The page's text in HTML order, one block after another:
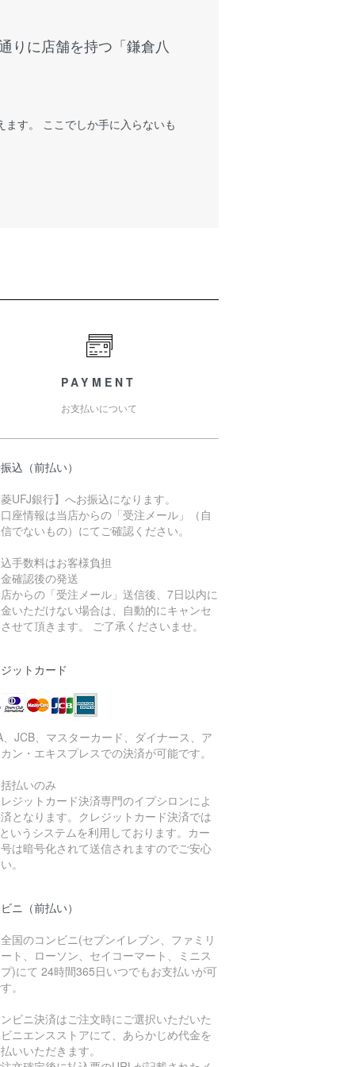
りに店舗を持つ「鎌倉八
す。 ここでしか手に入らないも
PAYMENT
お支払いについて
込（前払い）
UFJ銀行】へお振込になります。
座情報は当店からの「受注メール」（自
でないもの）にてご確認ください。
手数料はお客様負担
確認後の発送
からの「受注メール」送信後、7日以内に
いただけない場合は、自動的にキャンセ
せて頂きます。 ご了承くださいませ。
ットカード
、JCB、マスターカード、ダイナース、ア
ン・エキスプレスでの決済が可能です。
払いのみ
ジットカード決済専門のイプシロンによ
となります。クレジットカード決済では
いうシステムを利用しております。カー
は暗号化されて送信されますのでご安心
。
ニ（前払い）
国のコンビニ(セブンイレブン、ファミリ
ト、ローソン、セイコーマート、ミニス
)にて 24時間365日いつでもお支払いが可
。
ビニ決済はご注文時にご選択いただいた
ニエンスストアにて、あらかじめ代金を
いいただきます。